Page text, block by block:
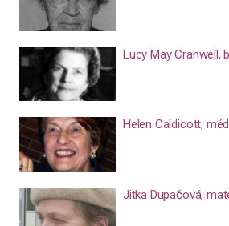
Lucy May Cranwell,
Helen Caldicott,
Jitka Dupačová,